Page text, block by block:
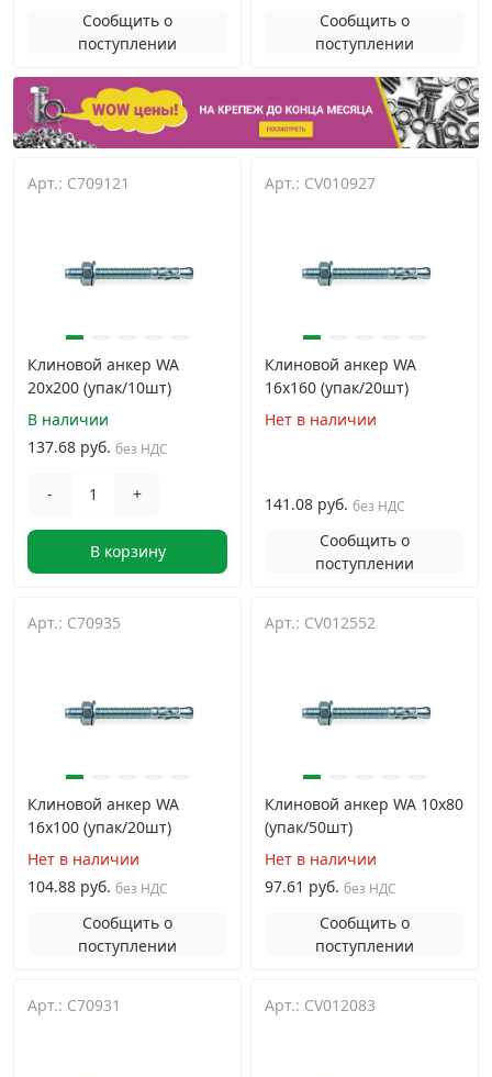
Сообщить о
поступлении
Сообщить о
поступлении
Арт.: C709121
Клиновой анкер WA
20х200 (упак/10шт)
В наличии
137.68 руб. без НДС
- +
В корзину
Арт.: CV010927
Клиновой анкер WA
16х160 (упак/20шт)
Нет в наличии
141.08 руб. без НДС
Сообщить о
поступлении
Арт.: C70935
Клиновой анкер WA
16х100 (упак/20шт)
Нет в наличии
104.88 руб. без НДС
Сообщить о
поступлении
Арт.: CV012552
Клиновой анкер WA 10х80
(упак/50шт)
Нет в наличии
97.61 руб. без НДС
Сообщить о
поступлении
Арт.: C70931 Арт.: CV012083